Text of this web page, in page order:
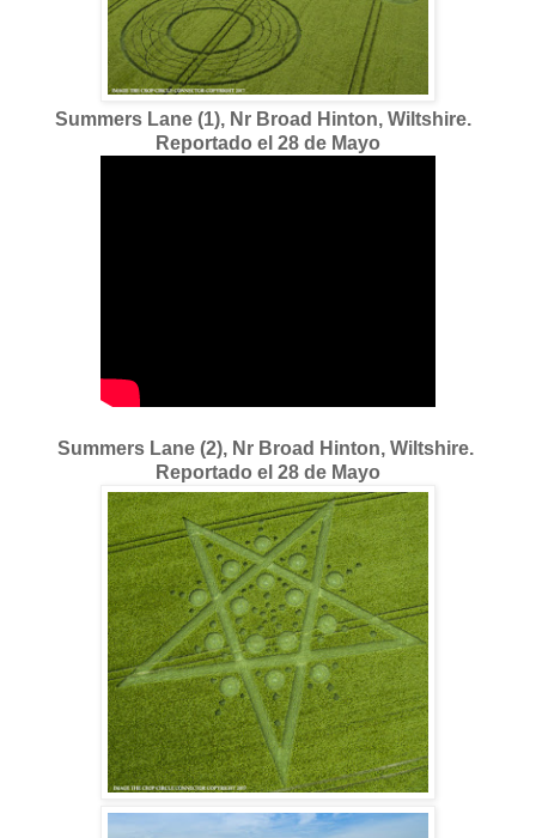
Summers Lane (1), Nr Broad Hinton, Wiltshire.
Reportado el 28 de Mayo
Summers Lane (2), Nr Broad Hinton, Wiltshire.
Reportado el 28 de Mayo